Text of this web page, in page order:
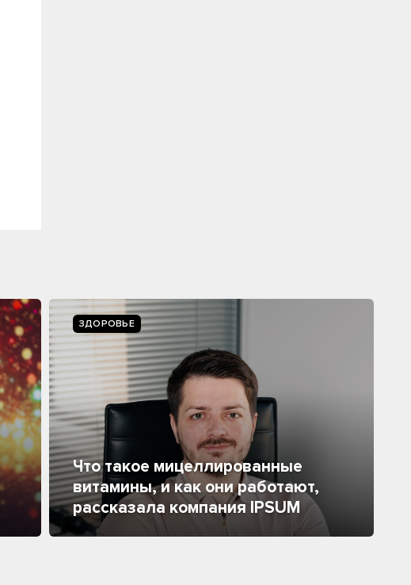
ЗДОРОВЬЕ
Что такое мицеллированные
витамины, и как они работают,
рассказала компания IPSUM